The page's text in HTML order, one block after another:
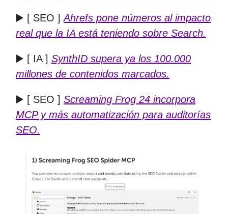
▶️ [ SEO ]Ahrefs pone números al impacto
real que la IA está teniendo sobre Search.
▶️ [ IA ] SynthID supera ya los 100.000
millones de contenidos marcados.
▶️ [ SEO ] Screaming Frog 24 incorpora
MCP y más automatización para auditorías
SEO.